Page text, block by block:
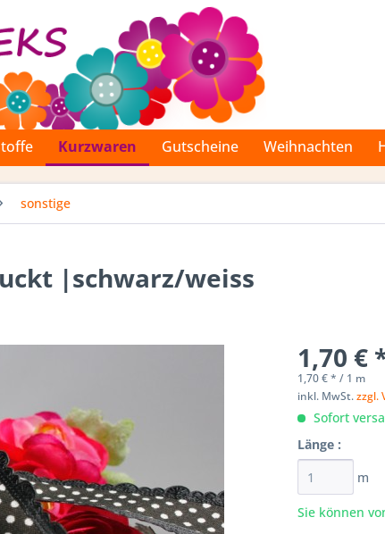
Kurzwaren Gutscheine Weihnachten
sonstige
|schwarz/weiss
1,70 €
1,70 € * / 1 m
inkl. MwSt.zzgl.
Sofort
Länge :
m
Sie können